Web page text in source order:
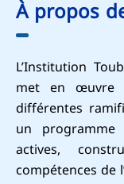
À propos
L’Institution
met en œuvre
différentes
un programme
actives,
compétences de